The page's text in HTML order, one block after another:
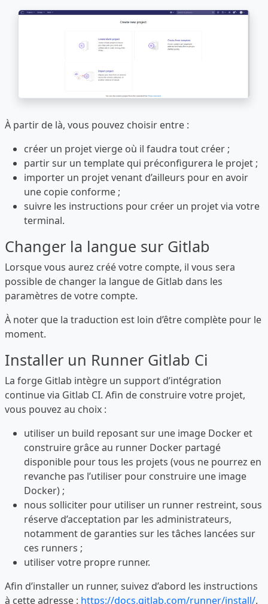
À partir de là, vous pouvez choisir entre :
créer un projet vierge où il faudra tout créer ;
partir sur un template qui préconfigurera le projet ;
importer un projet venant d’ailleurs pour en avoir
une copie conforme ;
suivre les instructions pour créer un projet via votre
terminal.
Changer la langue sur Gitlab
Lorsque vous aurez créé votre compte, il vous sera
possible de changer la langue de Gitlab dans les
paramètres de votre compte.
À noter que la traduction est loin d’être complète pour le
moment.
Installer un Runner Gitlab Ci
La forge Gitlab intègre un support d’intégration
continue via Gitlab CI. Afin de construire votre projet,
vous pouvez au choix :
utiliser un build reposant sur une image Docker et
construire grâce au runner Docker partagé
disponible pour tous les projets (vous ne pourrez en
revanche pas l’utiliser pour construire une image
Docker) ;
nous solliciter pour utiliser un runner restreint, sous
réserve d’acceptation par les administrateurs,
notamment de garanties sur les tâches lancées sur
ces runners ;
utiliser votre propre runner.
Afin d’installer un runner, suivez d’abord les instructions
à cette adresse : https://docs.gitlab.com/runner/install/.